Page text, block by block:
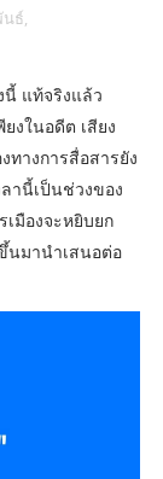
ธ์,
นี้ แท้จริงแล้ว
งในอดีต เสียง
ทางการสื่อสารยัง
านี้เป็นช่วงของ
เมืองจะหยิบยก
นมานำเสนอต่อ